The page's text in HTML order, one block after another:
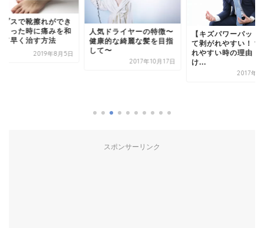
プスで靴擦れができ
まった時に痛みを和
て早く治す方法
2019年8月5日
人気ドライヤーの特徴〜
健康的な綺麗な髪を目指
して〜
2017年10月17日
【キズパワーパッド
て剥がれやすい！？
れやすい時の理由（
け...
2017年2
スポンサーリンク